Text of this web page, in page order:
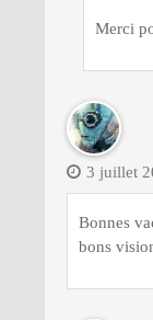
Merci
3 juillet
Bonnes
bons